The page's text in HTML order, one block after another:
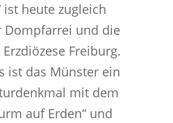
ist heute zugleich
Dompfarrei und die
Freiburg.
ist das Münster ein
mit dem
auf Erden“ und